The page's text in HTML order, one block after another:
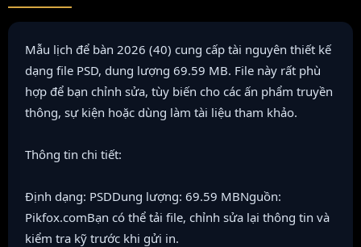
Mẫu lịch để bàn 2026 (40) cung cấp tài nguyên thiết kế
dạng file PSD, dung lượng 69.59 MB. File này rất phù
hợp để bạn chỉnh sửa, tùy biến cho các ấn phẩm truyền
thông, sự kiện hoặc dùng làm tài liệu tham khảo.
Thông tin chi tiết:
Định dạng: PSDDung lượng: 69.59 MBNguồn:
Pikfox.comBạn có thể tải file, chỉnh sửa lại thông tin và
kiểm tra kỹ trước khi gửi in.